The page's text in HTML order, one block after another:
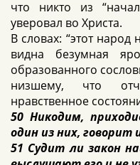
что никто из
уверовал во Христа.
В словах: “этот народ
видна безумная
образованного
низшему, что
нравственное
50 Никодим,
один из них, говорит
51 Судит ли закон